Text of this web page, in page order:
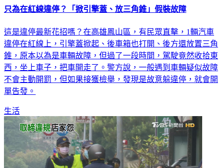
只為在紅線違停？「掀引擎蓋、放三角錐」假裝故障
這是違停最新花招嗎？在高雄鳳山區，有民眾直擊，1輛汽車
違停在紅線上，引擎蓋掀起、後車箱也打開、後方還放置三角
錐，原本以為是車輛故障，但過了一段時間，駕駛竟然收拾東
西，坐上車子，把車開走了。警方說，一般遇到車輛疑似故障
不會主動開罰，但如果接獲檢舉，發現是故意躲違停，就會開
單告發。
生活